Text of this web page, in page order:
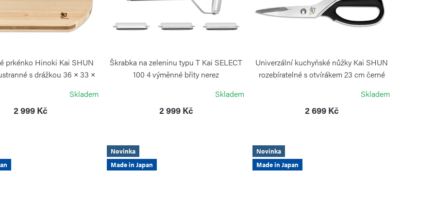
prkénko Hinoki Kai SHUN
s drážkou 36 × 33 ×
Skladem
2 999 Kč
Škrabka na zeleninu typu T Kai SELECT
100 4 výměnné břity nerez
Skladem
2 999 Kč
Univerzální kuchyňské nůžky Kai SHUN
rozebíratelné s otvírákem 23 cm černé
Skladem
2 699 Kč
Novinka
Made in Japan
Novinka
Made in Japan